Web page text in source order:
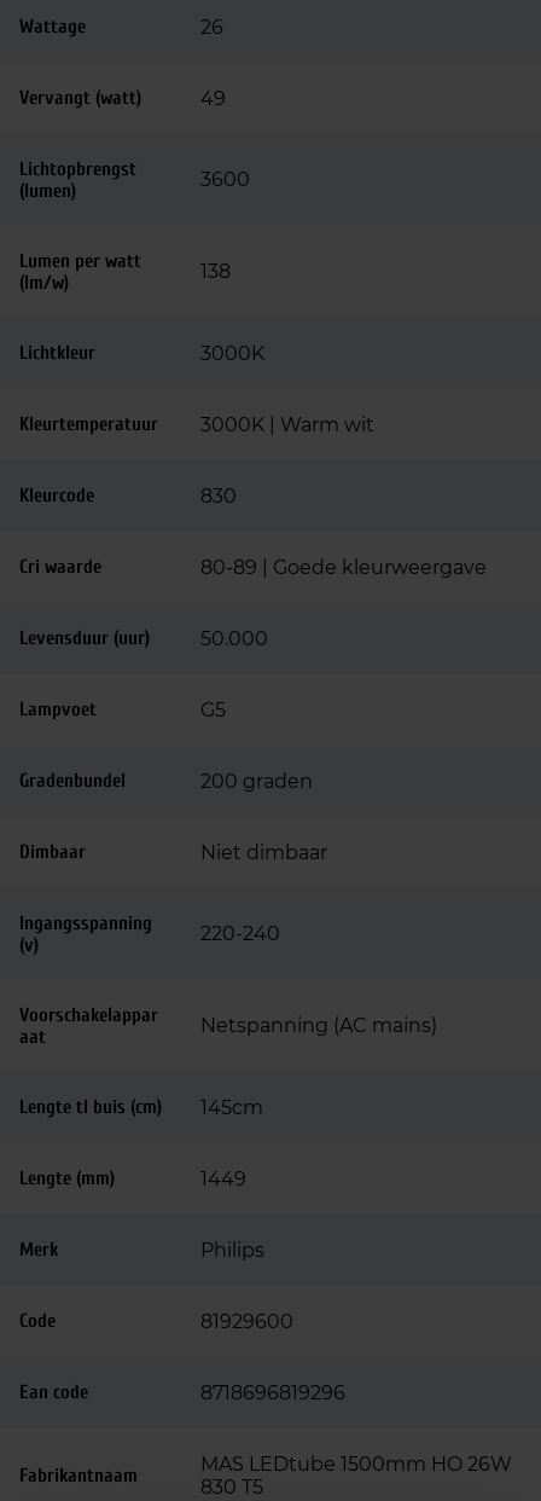
Wattage 26
Vervangt (watt) 49
Lichtopbrengst
(lumen)
3600
Lumen per watt
(lm/w)
138
Lichtkleur 3000K
Kleurtemperatuur 3000K | Warm wit
Kleurcode 830
Cri waarde 80-89 | Goede kleurweergave
Levensduur (uur) 50.000
Lampvoet G5
Gradenbundel 200 graden
Dimbaar Niet dimbaar
Ingangsspanning
(v)
220-240
Voorschakelappar
aat
Netspanning (AC mains)
Lengte tl buis (cm) 145cm
Lengte (mm) 1449
Merk Philips
Code 81929600
Ean code 8718696819296
Fabrikantnaam
MAS LEDtube 1500mm HO 26W
830 T5